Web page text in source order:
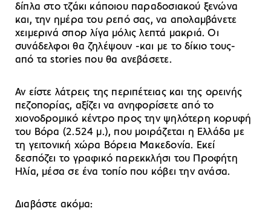
δίπλα στο τζάκι κάποιου παραδοσιακού ξενώνα
και, την ημέρα του ρεπό σας, να απολαμβάνετε
χειμερινά σπορ λίγα μόλις λεπτά μακριά. Οι
συνάδελφοι θα ζηλέψουν -και με το δίκιο τους-
από τα stories που θα ανεβάσετε.
Αν είστε λάτρεις της περιπέτειας και της ορεινής
πεζοπορίας, αξίζει να ανηφορίσετε από το
χιονοδρομικό κέντρο προς την ψηλότερη κορυφή
του Βόρα (2.524 μ.), που μοιράζεται η Ελλάδα με
τη γειτονική χώρα Βόρεια Μακεδονία. Εκεί
δεσπόζει το γραφικό παρεκκλήσι του Προφήτη
Ηλία, μέσα σε ένα τοπίο που κόβει την ανάσα.
Διαβάστε ακόμα: